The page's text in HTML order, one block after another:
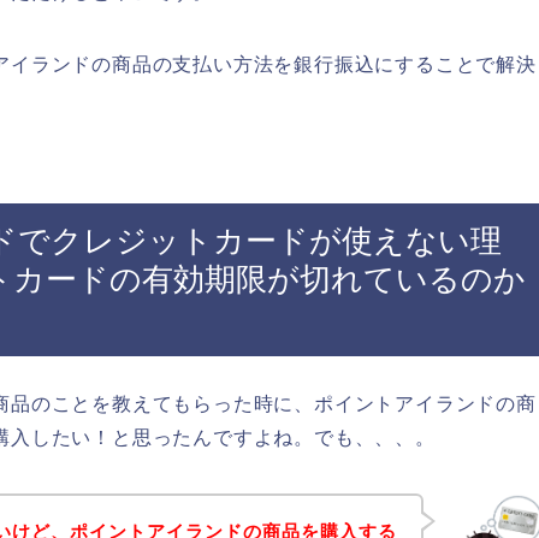
イランドの商品の支払い方法を銀行振込にすることで解決
でクレジットカードが使えない理
カードの有効期限が切れているのか
品のことを教えてもらった時に、ポイントアイランドの商
したい！と思ったんですよね。でも、、、。
けど、ポイントアイランドの商品を購入する